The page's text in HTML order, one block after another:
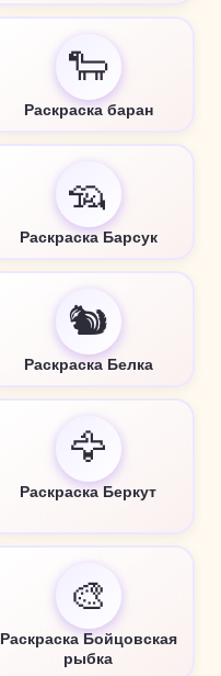
🐑
Раскраска баран
🦡
Раскраска Барсук
🐿️
Раскраска Белка
🦅
Раскраска Беркут
🎨
Раскраска Бойцовская
рыбка